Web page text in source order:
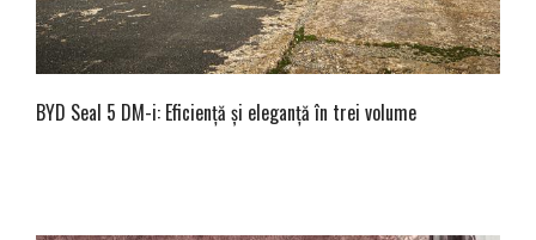
BYD Seal 5 DM-i: Eficiență și eleganță în trei volume